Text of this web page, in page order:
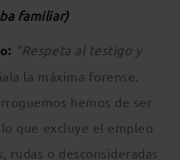
familiar)
“Respeta al testigo y
la máxima forense.
hemos de ser
que excluye el empleo
rudas o desconsideradas